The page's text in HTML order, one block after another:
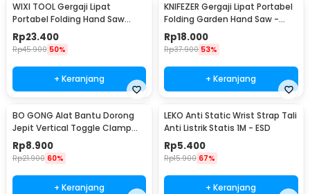
WIXI TOOL Gergaji Lipat
Portabel Folding Hand Saw
39cm - JSZ-002
Rp23.400
Rp45.900 50%
+ Keranjang
KNIFEZER Gergaji Lipat Portabel
Folding Garden Hand Saw -
LA145
Rp18.000
Rp37.900 53%
+ Keranjang
BO GONG Alat Bantu Dorong
Jepit Vertical Toggle Clamp
Hold Down Handle - GH-13009
Rp8.900
Rp21.900 60%
+ Keranjang
LEKO Anti Static Wrist Strap Tali
Anti Listrik Statis 1M - ESD
Rp5.400
Rp15.900 67%
+ Keranjang